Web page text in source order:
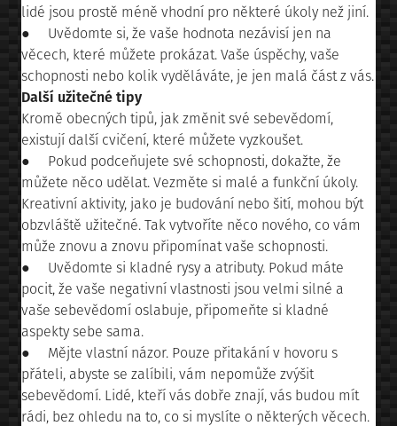
lidé jsou prostě méně vhodní pro některé úkoly než jiní.
● Uvědomte si, že vaše hodnota nezávisí jen na
věcech, které můžete prokázat. Vaše úspěchy, vaše
schopnosti nebo kolik vyděláváte, je jen malá část z vás.
Další užitečné tipy
Kromě obecných tipů, jak změnit své sebevědomí,
existují další cvičení, které můžete vyzkoušet.
● Pokud podceňujete své schopnosti, dokažte, že
můžete něco udělat. Vezměte si malé a funkční úkoly.
Kreativní aktivity, jako je budování nebo šití, mohou být
obzvláště užitečné. Tak vytvoříte něco nového, co vám
může znovu a znovu připomínat vaše schopnosti.
● Uvědomte si kladné rysy a atributy. Pokud máte
pocit, že vaše negativní vlastnosti jsou velmi silné a
vaše sebevědomí oslabuje, připomeňte si kladné
aspekty sebe sama.
● Mějte vlastní názor. Pouze přitakání v hovoru s
přáteli, abyste se zalíbili, vám nepomůže zvýšit
sebevědomí. Lidé, kteří vás dobře znají, vás budou mít
rádi, bez ohledu na to, co si myslíte o některých věcech.